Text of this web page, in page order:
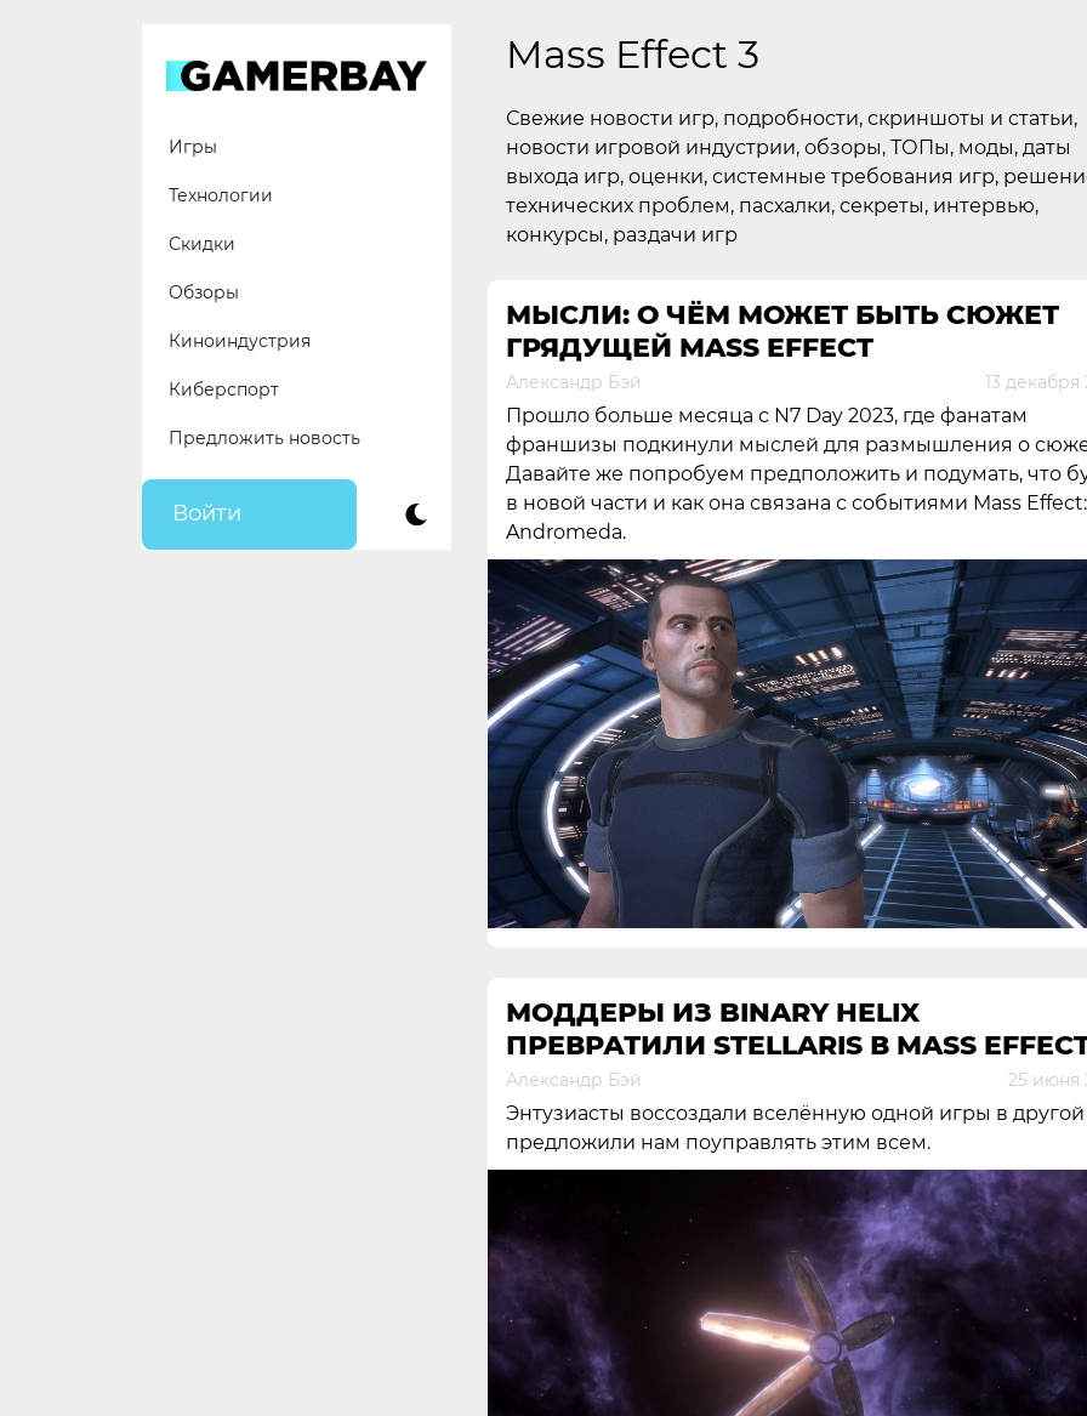
Игры
Технологии
Скидки
Обзоры
Киноиндустрия
Киберспорт
Предложить новость
Войти
Mass Effect 3
Свежие новости игр, подробности, скриншоты и статьи,
новости игровой индустрии, обзоры, ТОПы, моды, даты
выхода игр, оценки, системные требования игр,
технических проблем, пасхалки, секреты, интервью,
конкурсы, раздачи игр
МЫСЛИ: О ЧЁМ МОЖЕТ БЫТЬ СЮЖЕТ
ГРЯДУЩЕЙ MASS EFFECT
Александр Бэй 13 декабря
Прошло больше месяца с N7 Day 2023, где фанатам
франшизы подкинули мыслей для размышления о
Давайте же попробуем предположить и подумать, что
в новой части и как она связана с событиями Mass Effect:
Andromeda.
МОДДЕРЫ ИЗ BINARY HELIX
ПРЕВРАТИЛИ STELLARIS В MASS
Александр Бэй 25 июня
Энтузиасты воссоздали вселённую одной игры в
предложили нам поуправлять этим всем.